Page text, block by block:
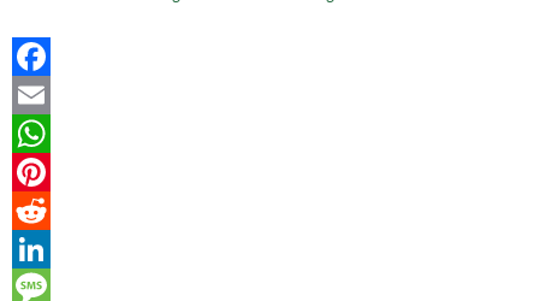
Facebook
Email
WhatsApp
Pinterest
Reddit
LinkedIn